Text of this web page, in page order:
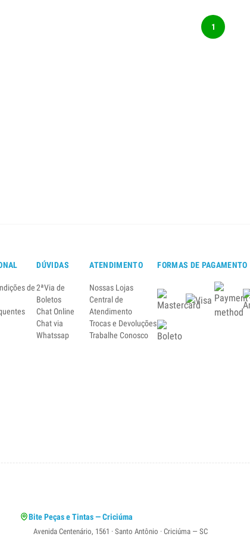
1
de
DÚVIDAS
2ªVia de
Boletos
Chat Online
Chat via
Whatssap
ATENDIMENTO
Nossas Lojas
Central de
Atendimento
Trocas e Devoluções
Trabalhe Conosco
FORMAS DE PAGAMENTO
Bite Peças e Tintas — Criciúma
Avenida Centenário, 1561 · Santo Antônio · Criciúma — SC